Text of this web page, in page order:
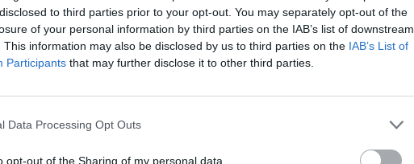
to third parties prior to your opt-out. You may separately opt-out of the
of your personal information by third parties on the IAB’s list of downstream
This information may also be disclosed by us to third parties on the IAB’s List of
Participants that may further disclose it to other third parties.
Data Processing Opt Outs
opt-out of the Sharing of my personal data.
is miután elhagytál.Önmagamat hibáztattam
jó szerető, úgy éreztem többet kellett volna
úgy. Most már megértelek és őszintén
pillanataink, de köszönöm neked azt a sok
lányt, aki melletted voltam, de szeretem azt a